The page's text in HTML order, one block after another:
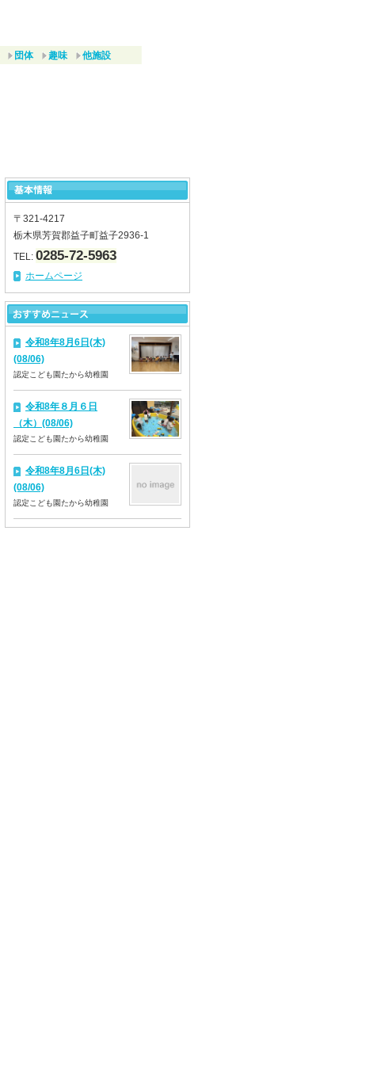
団体 趣味 他施設
〒321-4217
栃木県芳賀郡益子町益子2936-1
TEL: 0285-72-5963
ホームページ
令和8年8月6日(木)
(08/06)
認定こども園たから幼稚園
令和8年８月６日
（木）(08/06)
認定こども園たから幼稚園
令和8年8月6日(木)
(08/06)
認定こども園たから幼稚園